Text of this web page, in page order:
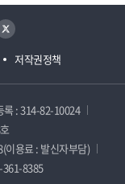
저작권정책
트위터
록 : 314-82-10024
이용료 : 발신자부담)
361-8385